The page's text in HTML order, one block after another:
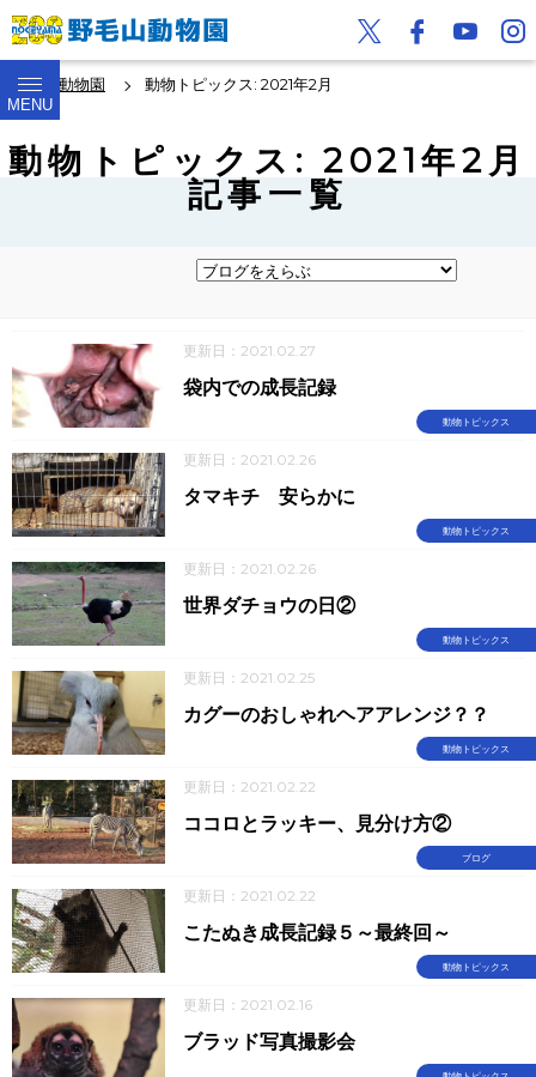
MENU
野毛山動物園 動物トピックス: 2021年2月
動物トピックス: 2021年2月
記事一覧
更新日：2021.02.27
動物トピックス
袋内での成長記録
更新日：2021.02.26
動物トピックス
タマキチ 安らかに
更新日：2021.02.26
動物トピックス
世界ダチョウの日②
更新日：2021.02.25
動物トピックス
カグーのおしゃれヘアアレンジ？？
更新日：2021.02.22
ブログ
ココロとラッキー、見分け方②
更新日：2021.02.22
動物トピックス
こたぬき成長記録５～最終回～
更新日：2021.02.16
ブラッド写真撮影会